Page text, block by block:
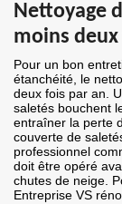
Nettoyage
moins
Pour un bon
étanchéité, le
deux fois par an.
saletés bouchent
entraîner la perte
couverte de
professionnel
doit être opéré
chutes de neige.
Entreprise VS